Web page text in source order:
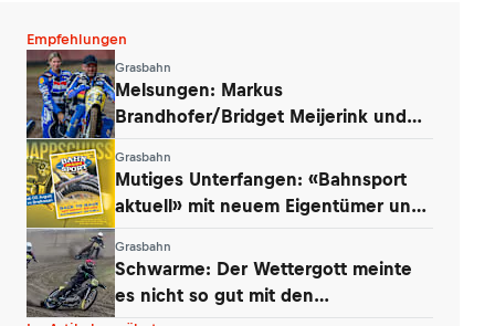
Empfehlungen
Grasbahn
Melsungen: Markus
Brandhofer/Bridget Meijerink und
Grasbahn
Mutiges Unterfangen: «Bahnsport
aktuell» mit neuem Eigentümer und
Grasbahn
Schwarme: Der Wettergott meinte
es nicht so gut mit den
Niedersachsen